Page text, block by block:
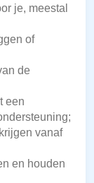
je, meestal
of
de
een
vanaf
en houden